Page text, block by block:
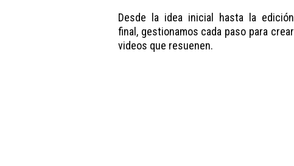
Desde la idea inicial hasta la edición
final, gestionamos cada paso para crear
videos que resuenen.